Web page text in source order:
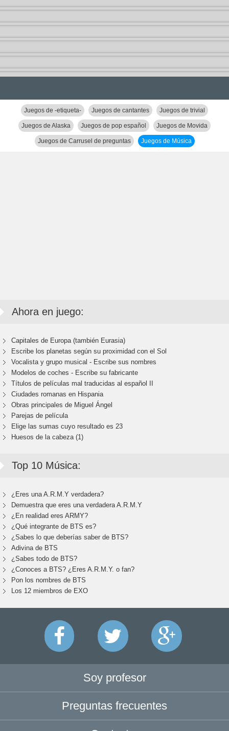
Juegos de -etiqueta- Juegos de cantantes Juegos de trivial
Juegos de Alaska Juegos de pop español Juegos de Movida
Juegos de Carrusel de preguntas Juegos de Música
Ahora en juego:
Capitales de Europa (también Eurasia)
Escribe los planetas según su proximidad con el Sol
Vocalista y grupo musical - Escribe sus nombres
Modelos de coches - Escribe su fabricante
Títulos de películas mal traducidas al español II
Ciudades romanas en Hispania
Obras principales de Miguel Ángel
Parejas de película
Elige las sumas cuyo resultado es 23
Huesos de la cabeza (1)
Top 10 Música:
¿Eres una A.R.M.Y verdadera?
Demuestra que eres una verdadera A.R.M.Y
¿En realidad eres ARMY?
¿Qué integrante de BTS es?
¿Sabes lo que deberías saber de BTS?
Adivina de BTS
¿Sabes todo de BTS?
¿Conoces a BTS? ¿Eres A.R.M.Y. o fan?
Pon los nombres de BTS
Los 12 miembros de EXO
Soy profesor
Preguntas frecuentes